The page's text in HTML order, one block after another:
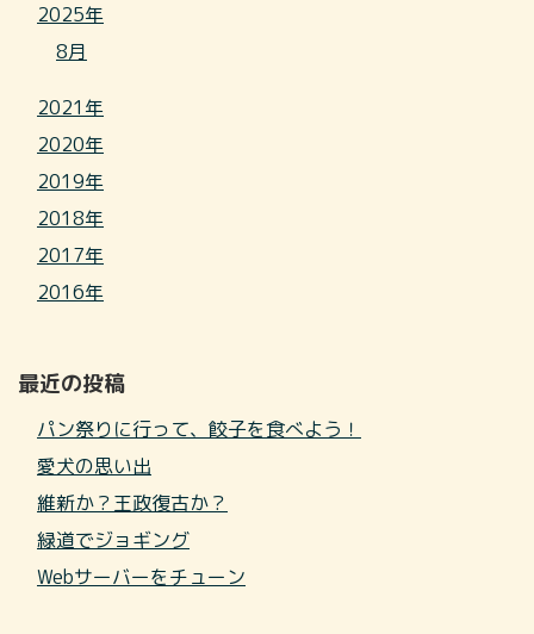
2025年
8月
2021年
2020年
2019年
2018年
2017年
2016年
最近の投稿
パン祭りに行って、餃子を食べよう！
愛犬の思い出
維新か？王政復古か？
緑道でジョギング
Webサーバーをチューン